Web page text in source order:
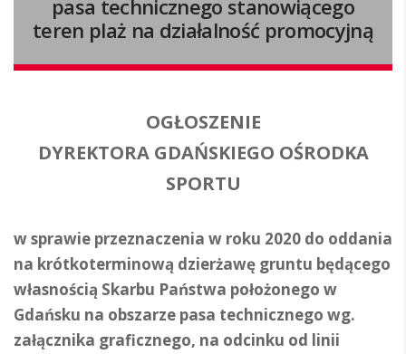
pasa technicznego stanowiącego
teren plaż na działalność promocyjną
OGŁOSZENIE
DYREKTORA GDAŃSKIEGO OŚRODKA
SPORTU
w sprawie przeznaczenia w roku 2020 do oddania
na krótkoterminową dzierżawę gruntu będącego
własnością Skarbu Państwa położonego w
Gdańsku na obszarze pasa technicznego wg.
załącznika graficznego, na odcinku od linii